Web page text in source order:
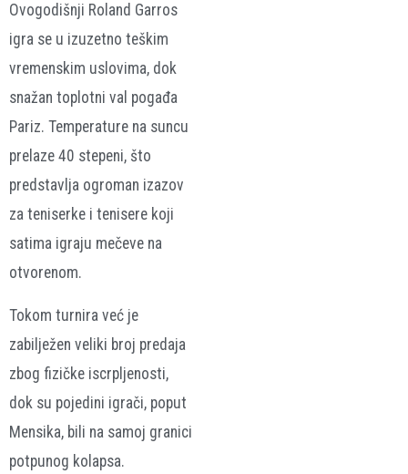
Ovogodišnji Roland Garros
igra se u izuzetno teškim
vremenskim uslovima, dok
snažan toplotni val pogađa
Pariz. Temperature na suncu
prelaze 40 stepeni, što
predstavlja ogroman izazov
za teniserke i tenisere koji
satima igraju mečeve na
otvorenom.
Tokom turnira već je
zabilježen veliki broj predaja
zbog fizičke iscrpljenosti,
dok su pojedini igrači, poput
Mensika, bili na samoj granici
potpunog kolapsa.